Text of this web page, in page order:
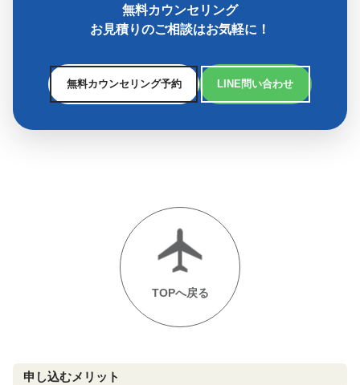
無料カウンセリング
お見積りのご相談はお気軽に！
無料カウンセリング予約 LINE問い合わせ
TOPへ戻る
申し込むメリット